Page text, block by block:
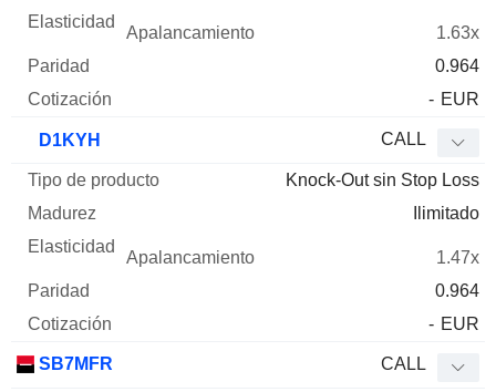
1.63x
0.964
- EUR
D1KYH CALL
Knock-Out sin Stop Loss
Ilimitado
1.47x
0.964
- EUR
SB7MFR CALL